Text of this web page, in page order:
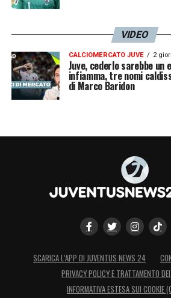
VIDEO
CALCIOMERCATO JUVE 2
Juve, cederlo sarebbe
infiamma, tre nomi
di Marco Baridon
SCARICA L’APP DI JUVENTUS NEWS 24
PRIVACY POLICY E TRATTAMENTO
INFORMATIVA ESTESA SUI COOKIE